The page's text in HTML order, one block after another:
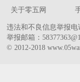
关于零五网
违法和不良信息举报电
举报邮箱：
© 2012-2018